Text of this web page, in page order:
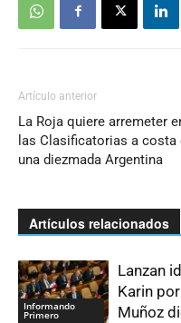
Artículo anterior
La Roja quiere arremeter
las Clasificatorias a costa
una diezmada Argentina
Artículos relacionados
Informando
Primero
Lanzan
Karin
Muñoz